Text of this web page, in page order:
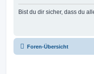
Bist du dir sicher, dass du
Foren-Übersicht